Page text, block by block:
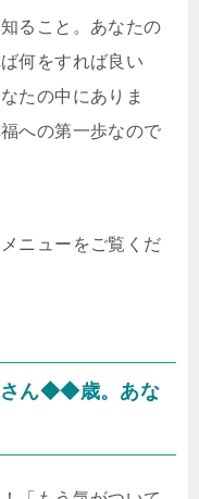
ること。あなたの
何をすれば良い
たの中にありま
への第一歩なので
ニューをご覧くだ
さん◆◆歳。あな